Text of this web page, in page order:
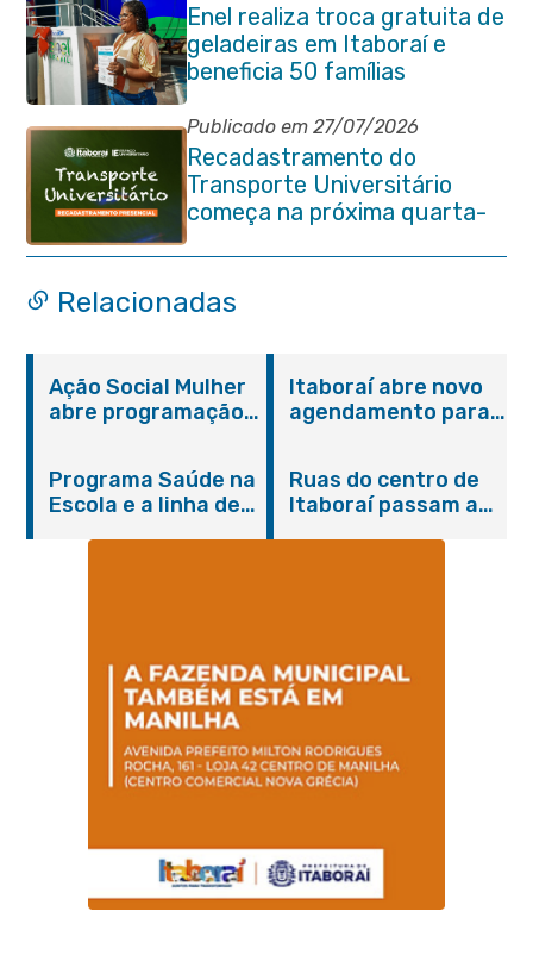
Enel realiza troca gratuita de
geladeiras em Itaboraí e
beneficia 50 famílias
Publicado em 27/07/2026
Recadastramento do
Transporte Universitário
começa na próxima quarta-
feira (29/07)
Relacionadas
Ação Social Mulher
abre programação
serviços gratuitos e
orientações
Itaboraí abre novo
agendamento para
Programa Saúde na
Escola e a linha de
Magalhães Seabra
Ruas do centro de
Itaboraí passam a